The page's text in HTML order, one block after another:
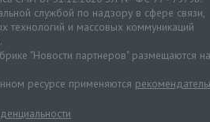
службой по надзору в сфере связи,
технологий и массовых коммуникаций
"Новости партнеров" размещаются
ресурсе применяются